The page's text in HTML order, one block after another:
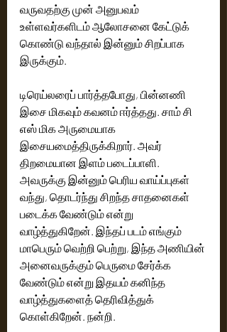
வருவதற்கு முன் அனுபவம்
உள்ளவர்களிடம் ஆலோசனை கேட்டுக்
கொண்டு வந்தால் இன்னும் சிறப்பாக
இருக்கும்.
டிரெய்லரைப் பார்த்தபோது, பின்னணி
இசை மிகவும் கவனம் ஈர்த்தது. சாம் சி
எஸ் மிக அருமையாக
இசையமைத்திருக்கிறார். அவர்
திறமையான இளம் படைப்பாளி.
அவருக்கு இன்னும் பெரிய வாய்ப்புகள்
வந்து, தொடர்ந்து சிறந்த சாதனைகள்
படைக்க வேண்டும் என்று
வாழ்த்துகிறேன். இந்தப் படம் எங்கும்
மாபெரும் வெற்றி பெற்று, இந்த அணியின்
அனைவருக்கும் பெருமை சேர்க்க
வேண்டும் என்று இதயம் கனிந்த
வாழ்த்துகளைத் தெரிவித்துக்
கொள்கிறேன். நன்றி.